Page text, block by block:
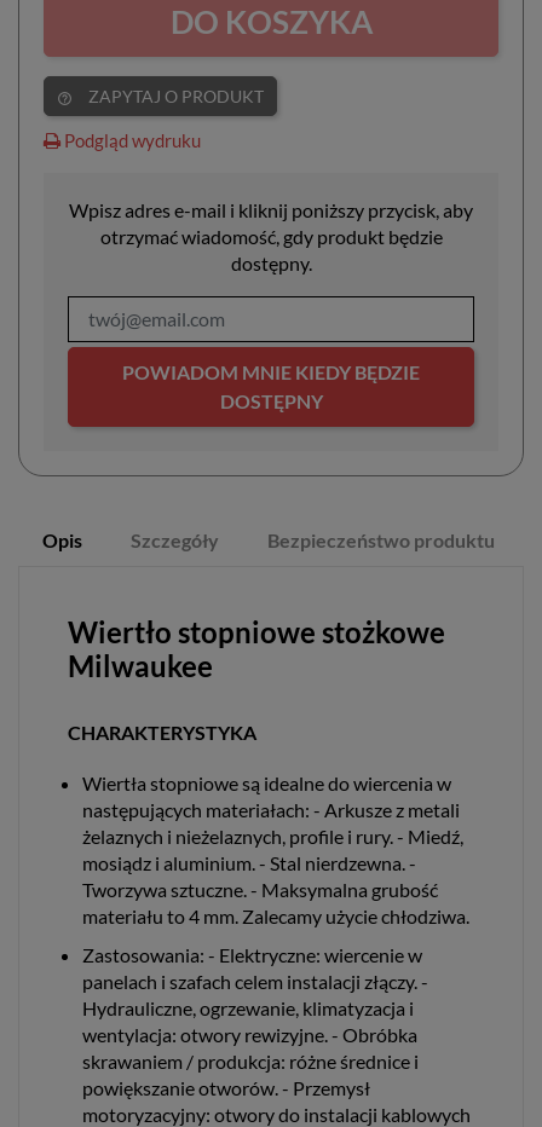
DO KOSZYKA
help_outline ZAPYTAJ O PRODUKT
Podgląd wydruku
Wpisz adres e-mail i kliknij poniższy przycisk, aby
otrzymać wiadomość, gdy produkt będzie
dostępny.
POWIADOM MNIE KIEDY BĘDZIE
DOSTĘPNY
Opis Szczegóły Bezpieczeństwo produktu
Wiertło stopniowe stożkowe
Milwaukee
CHARAKTERYSTYKA
Wiertła stopniowe są idealne do wiercenia w
następujących materiałach: - Arkusze z metali
żelaznych i nieżelaznych, profile i rury. - Miedź,
mosiądz i aluminium. - Stal nierdzewna. -
Tworzywa sztuczne. - Maksymalna grubość
materiału to 4 mm. Zalecamy użycie chłodziwa.
Zastosowania: - Elektryczne: wiercenie w
panelach i szafach celem instalacji złączy. -
Hydrauliczne, ogrzewanie, klimatyzacja i
wentylacja: otwory rewizyjne. - Obróbka
skrawaniem / produkcja: różne średnice i
powiększanie otworów. - Przemysł
motoryzacyjny: otwory do instalacji kablowych